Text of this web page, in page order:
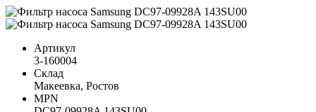
Артикул
3-160004
Склад
Макеевка, Ростов
MPN